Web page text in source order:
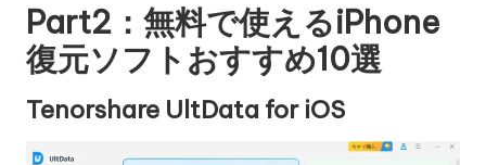
Part2：無料で使えるiPhone
復元ソフトおすすめ10選
Tenorshare UltData for iOS